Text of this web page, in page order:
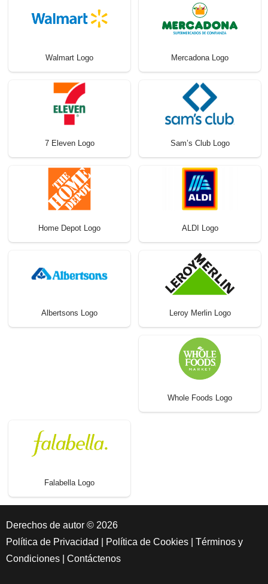
Walmart Logo Mercadona Logo
7 Eleven Logo Sam’s Club Logo
Home Depot Logo ALDI Logo
Albertsons Logo Leroy Merlin Logo
Whole Foods Logo
Falabella Logo
Derechos de autor © 2026
Política de Privacidad
Política de Cookies
Términos y
Condiciones
Contáctenos